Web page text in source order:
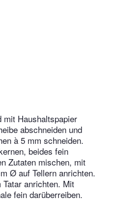
mit Haushaltspapier
abschneiden und
à 5 mm schneiden.
beides fein
Zutaten mischen, mit
Ø auf Tellern anrichten.
anrichten. Mit
fein darüberreiben.